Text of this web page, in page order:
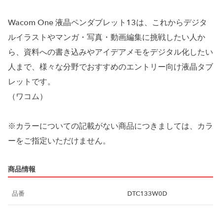
Wacom One 液晶ペンダブレット13は、これからデジタ
ルイラストやマンガ・写真・動画編集に挑戦したい人か
ら、資料への書き込みやアイデアメモをデジタル化したい
人まで、様々な分野でおすすめのエントリー向け液晶タブ
レットです。
（ワコム）
※カラーについての記載がない商品につきましては、カラ
ーをご指定いただけません。
商品情報
品番 DTC133W0D